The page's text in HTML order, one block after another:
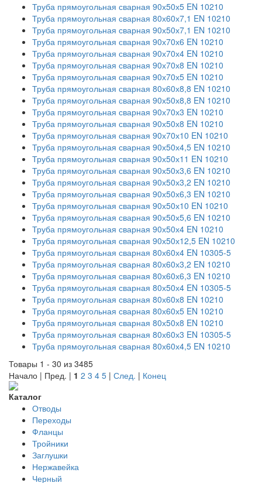
Труба прямоугольная сварная 90х50х5 EN 10210
Труба прямоугольная сварная 80х60х7,1 EN 10210
Труба прямоугольная сварная 90х50х7,1 EN 10210
Труба прямоугольная сварная 90х70х6 EN 10210
Труба прямоугольная сварная 90х70х4 EN 10210
Труба прямоугольная сварная 90х70х8 EN 10210
Труба прямоугольная сварная 90х70х5 EN 10210
Труба прямоугольная сварная 80х60х8,8 EN 10210
Труба прямоугольная сварная 90х50х8,8 EN 10210
Труба прямоугольная сварная 90х70х3 EN 10210
Труба прямоугольная сварная 90х50х8 EN 10210
Труба прямоугольная сварная 90х70х10 EN 10210
Труба прямоугольная сварная 90х50х4,5 EN 10210
Труба прямоугольная сварная 90х50х11 EN 10210
Труба прямоугольная сварная 90х50х3,6 EN 10210
Труба прямоугольная сварная 90х50х3,2 EN 10210
Труба прямоугольная сварная 90х50х6,3 EN 10210
Труба прямоугольная сварная 90х50х10 EN 10210
Труба прямоугольная сварная 90х50х5,6 EN 10210
Труба прямоугольная сварная 90х50х4 EN 10210
Труба прямоугольная сварная 90х50х12,5 EN 10210
Труба прямоугольная сварная 80х60х4 EN 10305-5
Труба прямоугольная сварная 80х60х3,2 EN 10210
Труба прямоугольная сварная 80х60х6,3 EN 10210
Труба прямоугольная сварная 80х50х4 EN 10305-5
Труба прямоугольная сварная 80х60х8 EN 10210
Труба прямоугольная сварная 80х60х5 EN 10210
Труба прямоугольная сварная 80х50х8 EN 10210
Труба прямоугольная сварная 80х60х3 EN 10305-5
Труба прямоугольная сварная 80х60х4,5 EN 10210
Товары 1 - 30 из 3485
Начало | Пред. | 1 2 3 4 5 | След. | Конец
Каталог
Отводы
Переходы
Фланцы
Тройники
Заглушки
Нержавейка
Черный